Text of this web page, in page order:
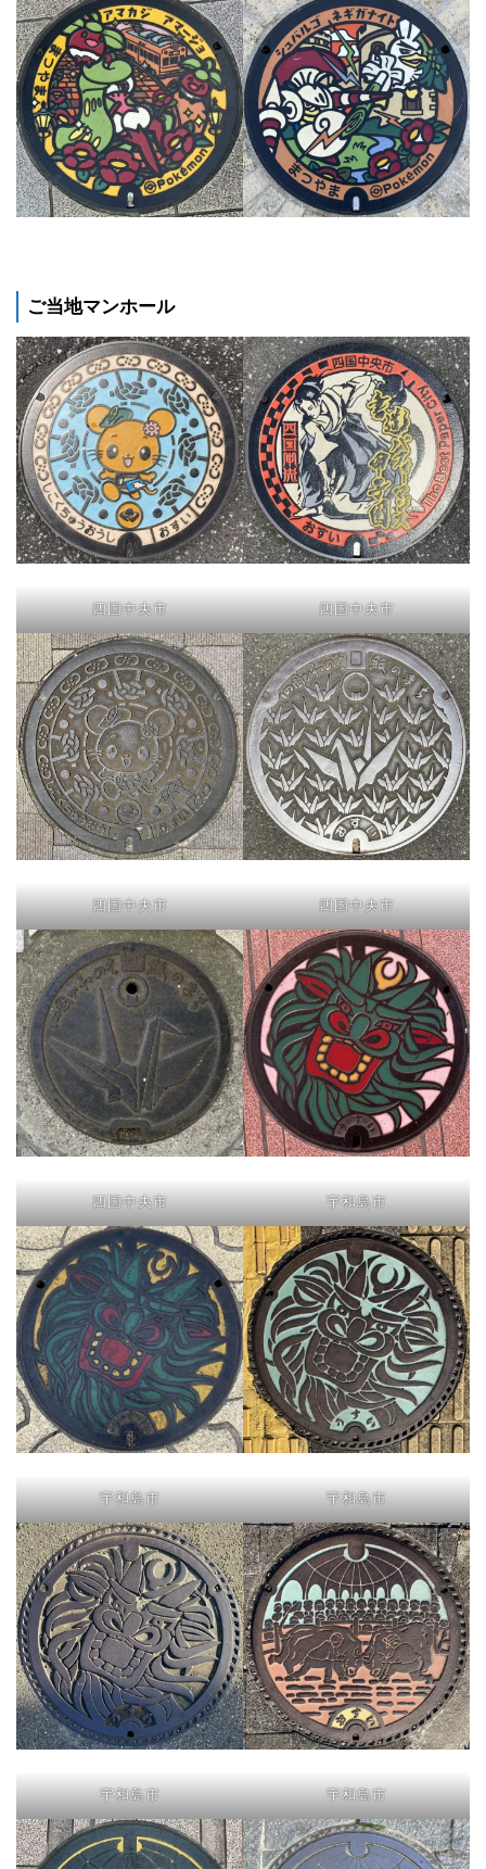
ご当地マンホール
四国中央市 四国中央市
四国中央市 四国中央市
四国中央市 宇和島市
宇和島市 宇和島市
宇和島市 宇和島市